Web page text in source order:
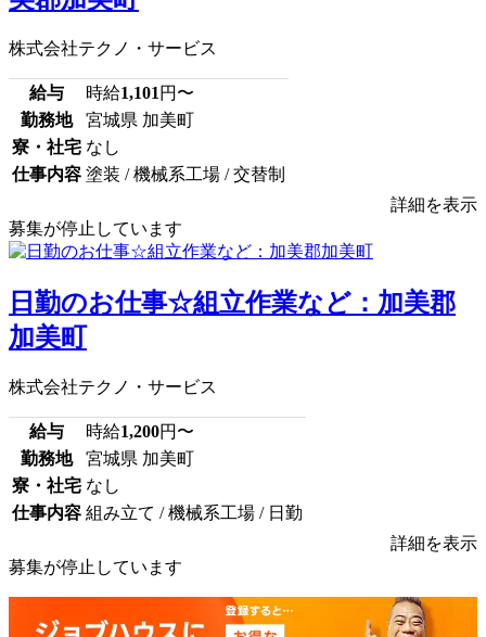
株式会社テクノ・サービス
給与 時給1,101 円〜
勤務地
宮城県 加美町
寮・社宅 なし
仕事内容 塗装 / 機械系工場 / 交替制
詳細を表示
募集が停止しています
日勤のお仕事☆組立作業など：加美郡
加美町
株式会社テクノ・サービス
給与 時給1,200円〜
勤務地
宮城県 加美町
寮・社宅 なし
仕事内容 組み立て / 機械系工場 / 日勤
詳細を表示
募集が停止しています